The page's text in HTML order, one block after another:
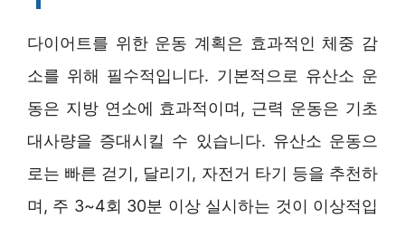
다이어트를 위한 운동 계획은 효과적인 체중 감
소를 위해 필수적입니다. 기본적으로 유산소 운
동은 지방 연소에 효과적이며, 근력 운동은 기초
대사량을 증대시킬 수 있습니다. 유산소 운동으
로는 빠른 걷기, 달리기, 자전거 타기 등을 추천하
며, 주 3~4회 30분 이상 실시하는 것이 이상적입